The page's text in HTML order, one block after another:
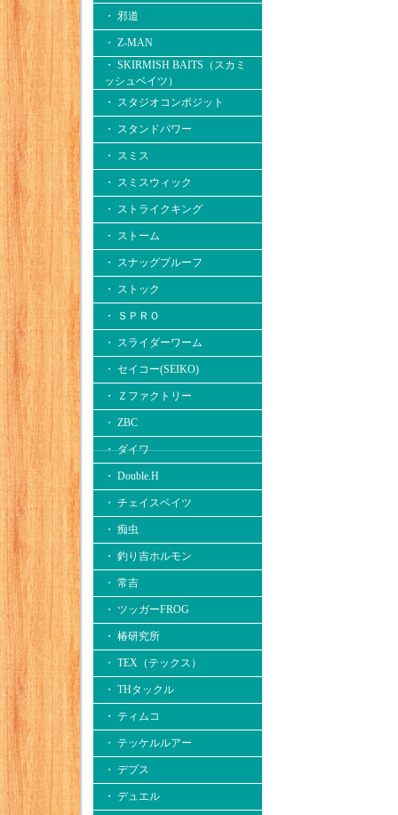
・ 邪道
・ Z-MAN
・ SKIRMISH BAITS（スカミ
ッシュベイツ）
・ スタジオコンポジット
・ スタンドパワー
・ スミス
・ スミスウィック
・ ストライクキング
・ ストーム
・ スナッグプルーフ
・ ストック
・ ＳＰＲＯ
・ スライダーワーム
・ セイコー(SEIKO)
・ Ｚファクトリー
・ ZBC
・ ダイワ
・ Double.H
・ チェイスベイツ
・ 痴虫
・ 釣り吉ホルモン
・ 常吉
・ ツッガーFROG
・ 椿研究所
・ TEX（テックス）
・ THタックル
・ ティムコ
・ テッケルルアー
・ デプス
・ デュエル